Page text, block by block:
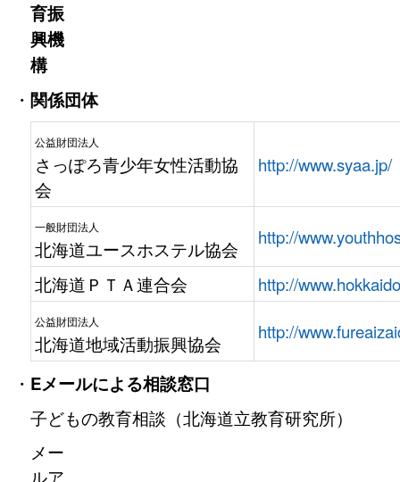
育振
興機
構
・ 関係団体
公益財団法人
さっぽろ青少年女性活動協
会
http://www.syaa.jp/
一般財団法人
北海道ユースホステル協会
http://
北海道ＰＴＡ連合会 http://
公益財団法人
北海道地域活動振興協会
http://
・ Eメールによる相談窓口
子どもの教育相談（北海道立教育研究所）
メー
ルア